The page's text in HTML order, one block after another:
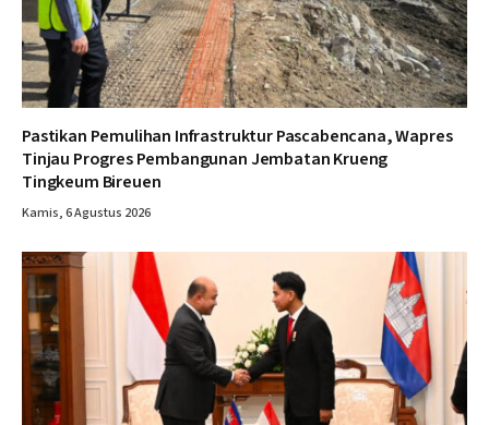
Pastikan Pemulihan Infrastruktur Pascabencana, Wapres
Tinjau Progres Pembangunan Jembatan Krueng
Tingkeum Bireuen
Kamis, 6 Agustus 2026